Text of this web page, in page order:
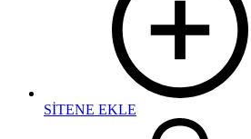
SİTENE EKLE